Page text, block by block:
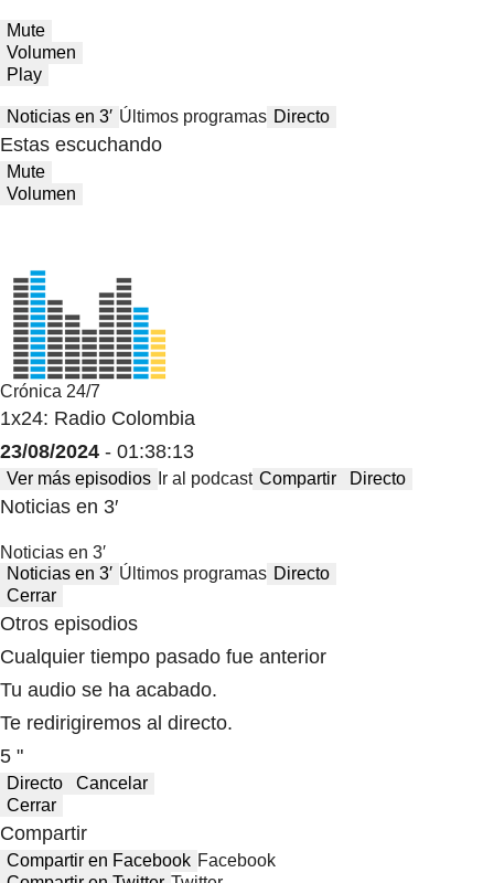
Mute
Volumen
Play
Noticias en 3′ Últimos programas Directo
Estas escuchando
Mute
Volumen
Crónica 24/7
1x24: Radio Colombia
23/08/2024 - 01:38:13
Ver más episodios Ir al podcast Compartir Directo
Noticias en 3′
Noticias en 3′
Noticias en 3′ Últimos programas Directo
Cerrar
Otros episodios
Cualquier tiempo pasado fue anterior
Tu audio se ha acabado.
Te redirigiremos al directo.
5 "
Directo
Cancelar
Cerrar
Compartir
Compartir en Facebook Facebook